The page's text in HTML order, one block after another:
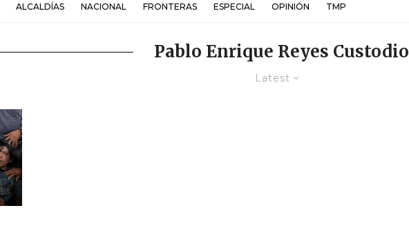
ALCALDÍAS NACIONAL FRONTERAS ESPECIAL OPINIÓN TMP
Pablo Enrique Reyes Custodio
Latest